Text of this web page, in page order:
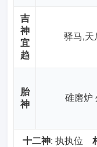
吉
神
宜
趋
驿马,天
胎
神
碓磨炉
十二神: 执执位